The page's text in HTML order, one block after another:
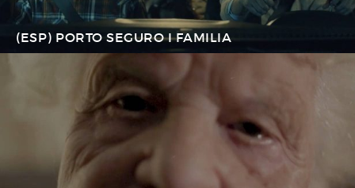
(ESP) PORTO SEGURO I FAMILIA